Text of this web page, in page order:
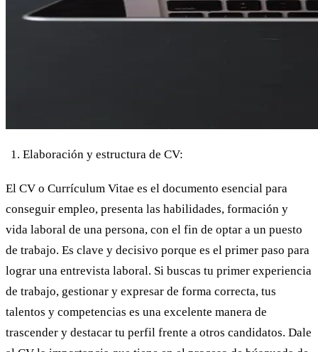
Elaboración y estructura de CV:
El CV o Currículum Vitae es el documento esencial para
conseguir empleo, presenta las habilidades, formación y
vida laboral de una persona, con el fin de optar a un puesto
de trabajo. Es clave y decisivo porque es el primer paso para
lograr una entrevista laboral. Si buscas tu primer experiencia
de trabajo, gestionar y expresar de forma correcta, tus
talentos y competencias es una excelente manera de
trascender y destacar tu perfil frente a otros candidatos. Dale